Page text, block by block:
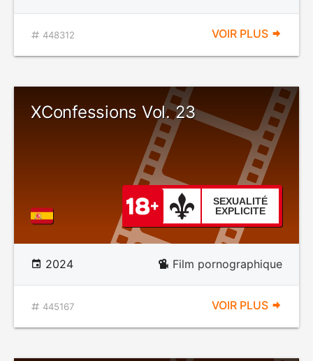
448312 VOIR PLUS
XConfessions Vol. 23
SEXUALITÉ
EXPLICITE
2024 Film pornographique
445167 VOIR PLUS